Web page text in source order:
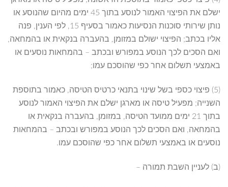
ישלם את הפיצוי האמור לנוסע בתוך 45 ימים מהיום שהנוסע או
נותן שירותי סוכנות הנסיעות כאמור בסעיף 15, לפי הענין, פנה
אליו בכתב; הפיצוי ישולם במזומן, בהעברה בנקאית או בהמחאה,
ואם הסכים לכך הנוסע במפורש ובכתב – בהמחאות נוסעים או
באמצעי תשלום אחר כפי שהוסכם עמו;
(5) פיצוי כספי בשל שינוי בתנאי כרטיס הטיסה, כאמור בתוספת
השנייה; מפעיל טיסה או מארגן ישלם את הפיצוי האמור לנוסע
בתוך 21 ימים ממועד הטיסה, במזומן, בהעברה בנקאית או
בהמחאה, ואם הסכים לכך הנוסע במפורש ובכתב – בהמחאות
נוסעים או באמצעי תשלום אחר כפי שהוסכם עמו.
(ב) לעניין השבת תמורה –